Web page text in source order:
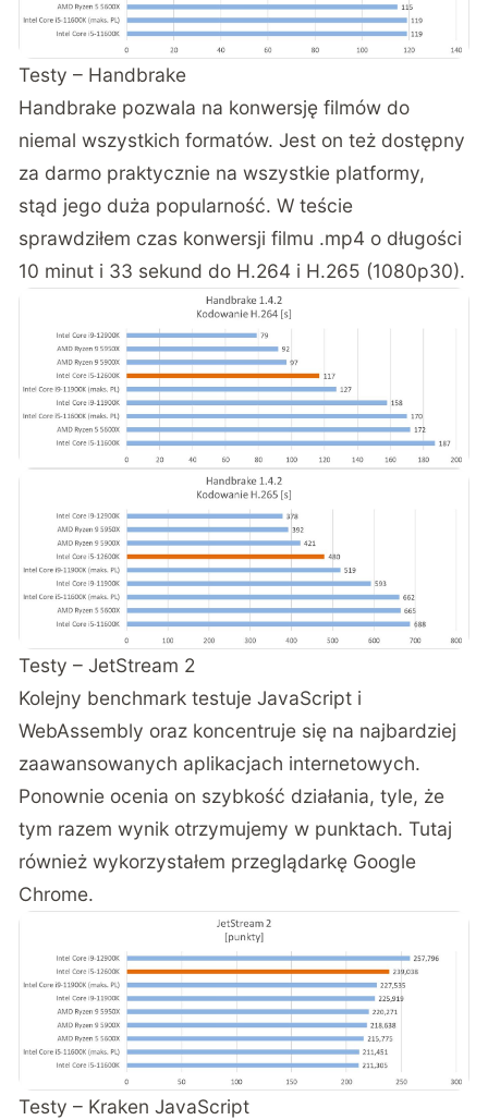
Testy – Handbrake
Handbrake pozwala na konwersję filmów do
niemal wszystkich formatów. Jest on też dostępny
za darmo praktycznie na wszystkie platformy,
stąd jego duża popularność. W teście
sprawdziłem czas konwersji filmu .mp4 o długości
10 minut i 33 sekund do H.264 i H.265 (1080p30).
Testy – JetStream 2
Kolejny benchmark testuje JavaScript i
WebAssembly oraz koncentruje się na najbardziej
zaawansowanych aplikacjach internetowych.
Ponownie ocenia on szybkość działania, tyle, że
tym razem wynik otrzymujemy w punktach. Tutaj
również wykorzystałem przeglądarkę Google
Chrome.
Testy – Kraken JavaScript